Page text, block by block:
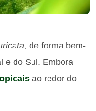
, de forma bem-
e do Sul. Embora
ao redor do